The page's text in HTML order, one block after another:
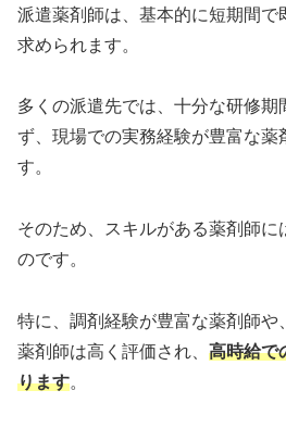
派遣薬剤師は、基本的に短期間で
求められます。
多くの派遣先では、十分な研修期
ず、現場での実務経験が豊富な薬
す。
そのため、スキルがある薬剤師に
のです。
特に、調剤経験が豊富な薬剤師や
薬剤師は高く評価され、 高時給で
ります。